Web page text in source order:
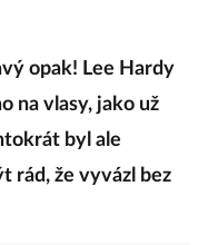
opak! Lee Hardy
na vlasy, jako už
byl ale
rád, že vyvázl bez